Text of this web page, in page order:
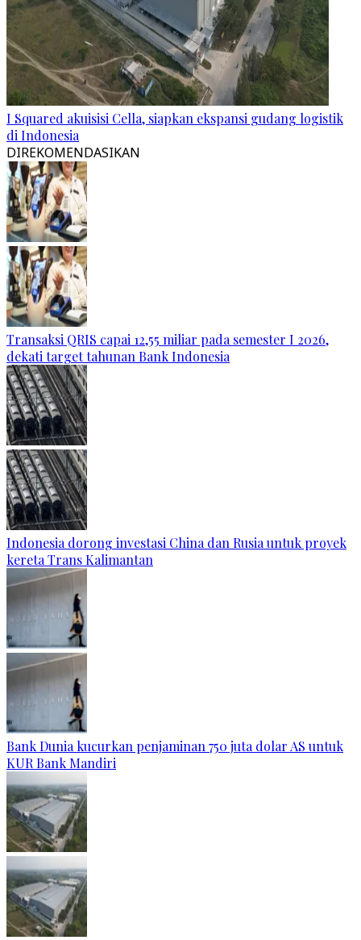
I Squared akuisisi Cella, siapkan ekspansi gudang logistik
di Indonesia
DIREKOMENDASIKAN
Transaksi QRIS capai 12,55 miliar pada semester I 2026,
dekati target tahunan Bank Indonesia
Indonesia dorong investasi China dan Rusia untuk proyek
kereta Trans Kalimantan
Bank Dunia kucurkan penjaminan 750 juta dolar AS untuk
KUR Bank Mandiri